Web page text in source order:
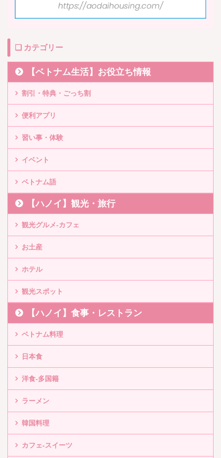
❏ カテゴリー
【ベトナム生活】お役立ち情報
割引・特典・ごっち割
便利アプリ
習い事・体験
イベント
ベトナム語
【ハノイ】観光・旅行
観光グルメ-カフェ
お土産
ホテル
観光スポット
【ハノイ】食事・レストラン
ベトナム料理
日本食
洋食-多国籍
ラーメン
韓国料理
カフェ-スイーツ